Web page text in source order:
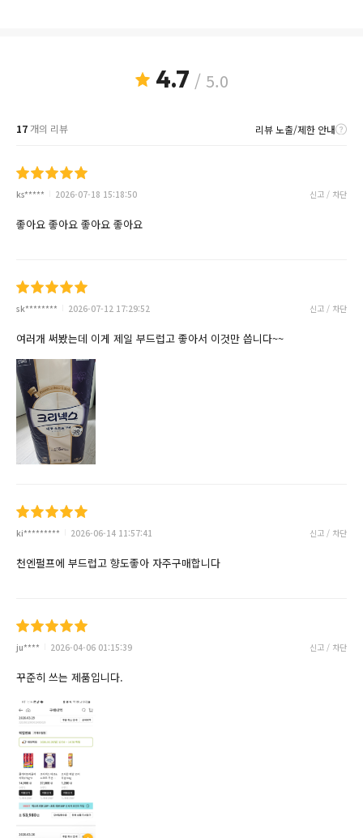
4.7 / 5.0
17개의 리뷰 리뷰 노출/제한 안내
ks***** 2026-07-18 15:18:50 신고 / 차단
좋아요 좋아요 좋아요 좋아요
sk******** 2026-07-12 17:29:52 신고 / 차단
여러개 써봤는데 이게 제일 부드럽고 좋아서 이것만 씁니다~~
ki********* 2026-06-14 11:57:41 신고 / 차단
천엔펄프에 부드럽고 향도좋아 자주구매합니다
ju**** 2026-04-06 01:15:39 신고 / 차단
꾸준히 쓰는 제품입니다.